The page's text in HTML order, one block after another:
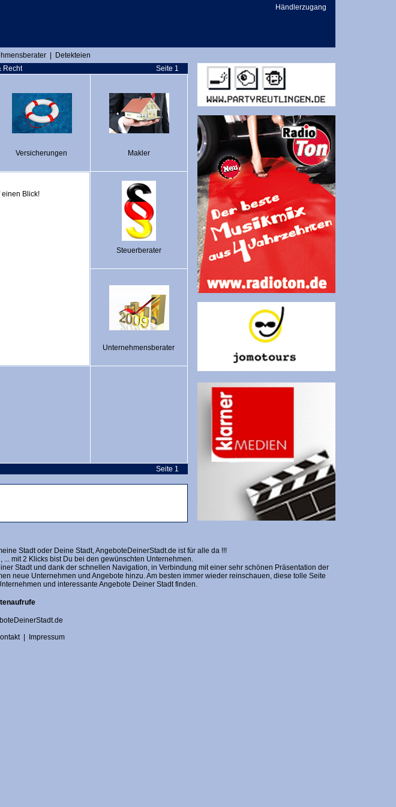
Händlerzugang
Detekteien
Recht Seite 1
Versicherungen Makler
einen Blick!
Steuerberater
Unternehmensberater
Seite 1
Stadt oder Deine Stadt, AngeboteDeinerStadt.de ist für alle da !!!
mit 2 Klicks bist Du bei den gewünschten Unternehmen.
Stadt und dank der schnellen Navigation, in Verbindung mit einer sehr schönen Präsentation der
neue Unternehmen und Angebote hinzu. Am besten immer wieder reinschauen, diese tolle Seite
und interessante Angebote Deiner Stadt finden.
| Impressum